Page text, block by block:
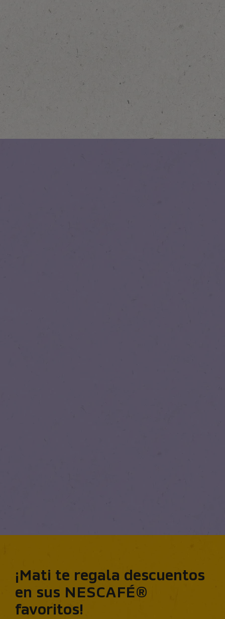
¡Mati te regala descuentos
en sus NESCAFÉ®
favoritos!